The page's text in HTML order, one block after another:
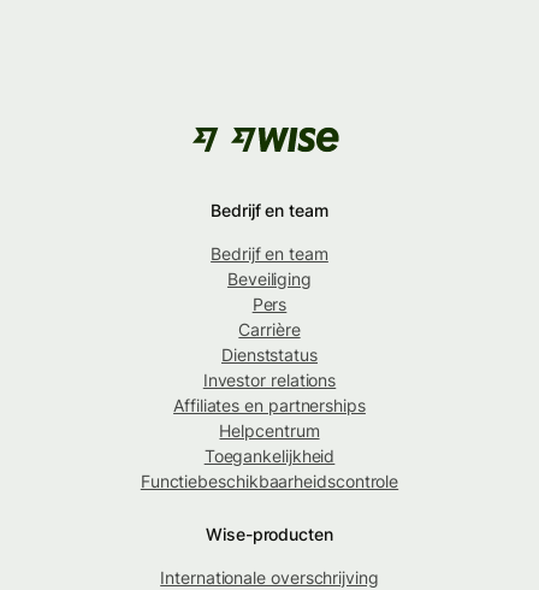
Bedrijf en team
Bedrijf en team
Beveiliging
Pers
Carrière
Dienststatus
Investor relations
Affiliates en partnerships
Helpcentrum
Toegankelijkheid
Functiebeschikbaarheidscontrole
Wise-producten
Internationale overschrijving